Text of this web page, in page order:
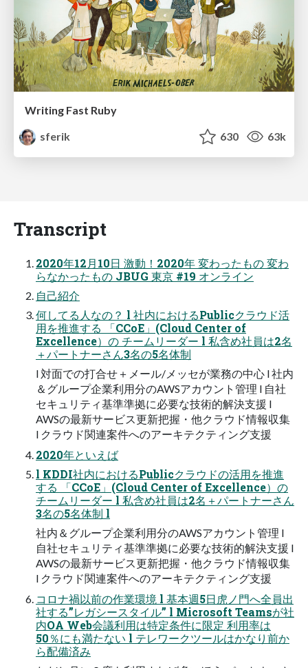
Writing Fast Ruby
sferik
630 63k
Transcript
2020年12⽉10⽇ 激動！2020年 変わったもの 変わ
らなかったもの JBUG 東京 #19 オンライン
自己紹介
何してる人なの？ l 社内におけるPublicクラウド活
用を推進する 「CCoE」(Cloud Center of
Excellence）の チームリーダー l 私含め社員は2名
＋パートナーさん3名の5名体制
l 対面での打合せ＋メール/メッセが業務の中心 l 社内
＆グループ企業利用分のAWSアカウント管理 l 自社
セキュリティ基準準拠に必要な技術的解決支援 l
AWSの最新サービス更新把握・他クラウド情報収集
l クラウド関連案件へのアーキテクティング支援
2020年といえば
l KDDI社内におけるPublicクラウドの活用を推進
する 「CCoE」(Cloud Center of Excellence）の
チームリーダー l 私含め社員は2名＋パートナーさん
3名の5名体制 l
社内＆グループ企業利用分のAWSアカウント管理 l
自社セキュリティ基準準拠に必要な技術的解決支援 l
AWSの最新サービス更新把握・他クラウド情報収集
l クラウド関連案件へのアーキテクティング支援
コロナ禍以前の作業環境 l 基本週5日虎ノ門へ全員出
社する”レガシースタイル” l Microsoft Teamsが社
内OA Web会議利用は特定条件に限定 利用率は
50％にも満たない l テレワークツールはかなり前か
ら配備済み